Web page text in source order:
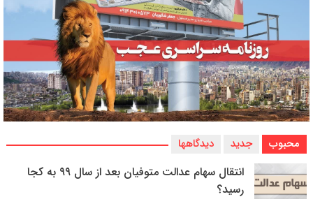
محبوب جدید دیدگاهها
انتقال سهام عدالت متوفیان بعد از سال ۹۹ به کجا
رسید؟